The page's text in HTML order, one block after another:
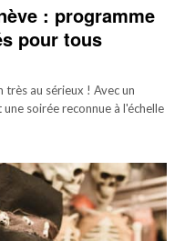
: programme
pour tous
très au sérieux ! Avec un
soirée reconnue à l'échelle